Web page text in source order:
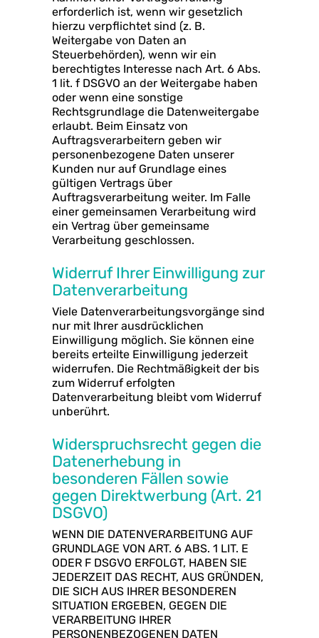
erforderlich ist, wenn wir gesetzlich
hierzu verpflichtet sind (z. B.
Weitergabe von Daten an
Steuerbehörden), wenn wir ein
berechtigtes Interesse nach Art. 6 Abs.
1 lit. f DSGVO an der Weitergabe haben
oder wenn eine sonstige
Rechtsgrundlage die Datenweitergabe
erlaubt. Beim Einsatz von
Auftragsverarbeitern geben wir
personenbezogene Daten unserer
Kunden nur auf Grundlage eines
gültigen Vertrags über
Auftragsverarbeitung weiter. Im Falle
einer gemeinsamen Verarbeitung wird
ein Vertrag über gemeinsame
Verarbeitung geschlossen.
Widerruf Ihrer Einwilligung zur
Datenverarbeitung
Viele Datenverarbeitungsvorgänge sind
nur mit Ihrer ausdrücklichen
Einwilligung möglich. Sie können eine
bereits erteilte Einwilligung jederzeit
widerrufen. Die Rechtmäßigkeit der bis
zum Widerruf erfolgten
Datenverarbeitung bleibt vom Widerruf
unberührt.
Widerspruchsrecht gegen die
Datenerhebung in
besonderen Fällen sowie
gegen Direktwerbung (Art. 21
DSGVO)
WENN DIE DATENVERARBEITUNG AUF
GRUNDLAGE VON ART. 6 ABS. 1 LIT. E
ODER F DSGVO ERFOLGT, HABEN SIE
JEDERZEIT DAS RECHT, AUS GRÜNDEN,
DIE SICH AUS IHRER BESONDEREN
SITUATION ERGEBEN, GEGEN DIE
VERARBEITUNG IHRER
PERSONENBEZOGENEN DATEN